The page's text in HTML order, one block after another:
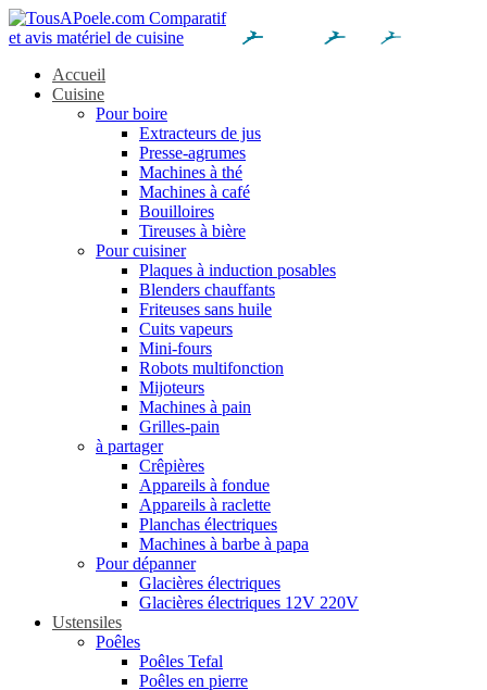
Accueil
Cuisine
Pour boire
Extracteurs de jus
Presse-agrumes
Machines à thé
Machines à café
Bouilloires
Tireuses à bière
Pour cuisiner
Plaques à induction posables
Blenders chauffants
Friteuses sans huile
Cuits vapeurs
Mini-fours
Robots multifonction
Mijoteurs
Machines à pain
Grilles-pain
à partager
Crêpières
Appareils à fondue
Appareils à raclette
Planchas électriques
Machines à barbe à papa
Pour dépanner
Glacières électriques
Glacières électriques 12V 220V
Ustensiles
Poêles
Poêles Tefal
Poêles en pierre